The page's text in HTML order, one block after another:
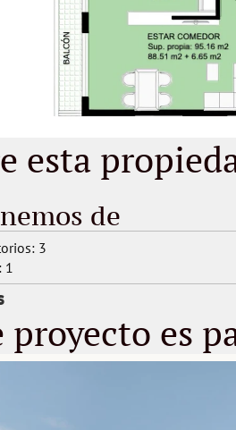
esta
de
3
1
proyecto es